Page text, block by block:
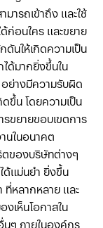
ารถเข้าถึง และใช้
ก่อนใคร และขยาย
นให้เกิดความเป็น
ได้มากยิ่งขึ้นใน
ย่างมีความรับผิด
ขึ้น โดยความเป็น
รขยายขอบเขตการ
นในอนาคต
ตของบริษัทต่างๆ
ด้แม่นยำ ยิ่งขึ้น
ที่หลากหลาย และ
เห็นโอกาสใน
นๆ ภายในองค์กร